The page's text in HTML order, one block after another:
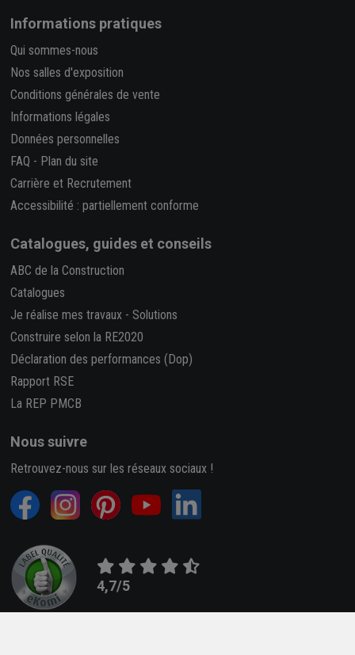
Informations pratiques
Qui sommes-nous
Nos salles d'exposition
Conditions générales de vente
Informations légales
Données personnelles
FAQ - Plan du site
Carrière et Recrutement
Accessibilité : partiellement conforme
Catalogues, guides et conseils
ABC de la Construction
Catalogues
Je réalise mes travaux - Solutions
Construire selon la RE2020
Déclaration des performances (Dop)
Rapport RSE
La REP PMCB
Nous suivre
Retrouvez-nous sur les réseaux sociaux !
4,7/5